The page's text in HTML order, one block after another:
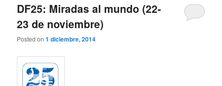
DF25: Miradas al mundo (22-
23 de noviembre)
Posted on1 diciembre, 2014